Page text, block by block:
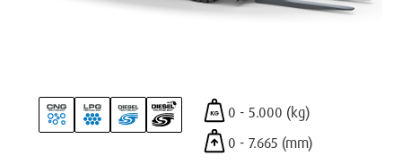
0 - 5.000 (kg)
0 - 7.665 (mm)